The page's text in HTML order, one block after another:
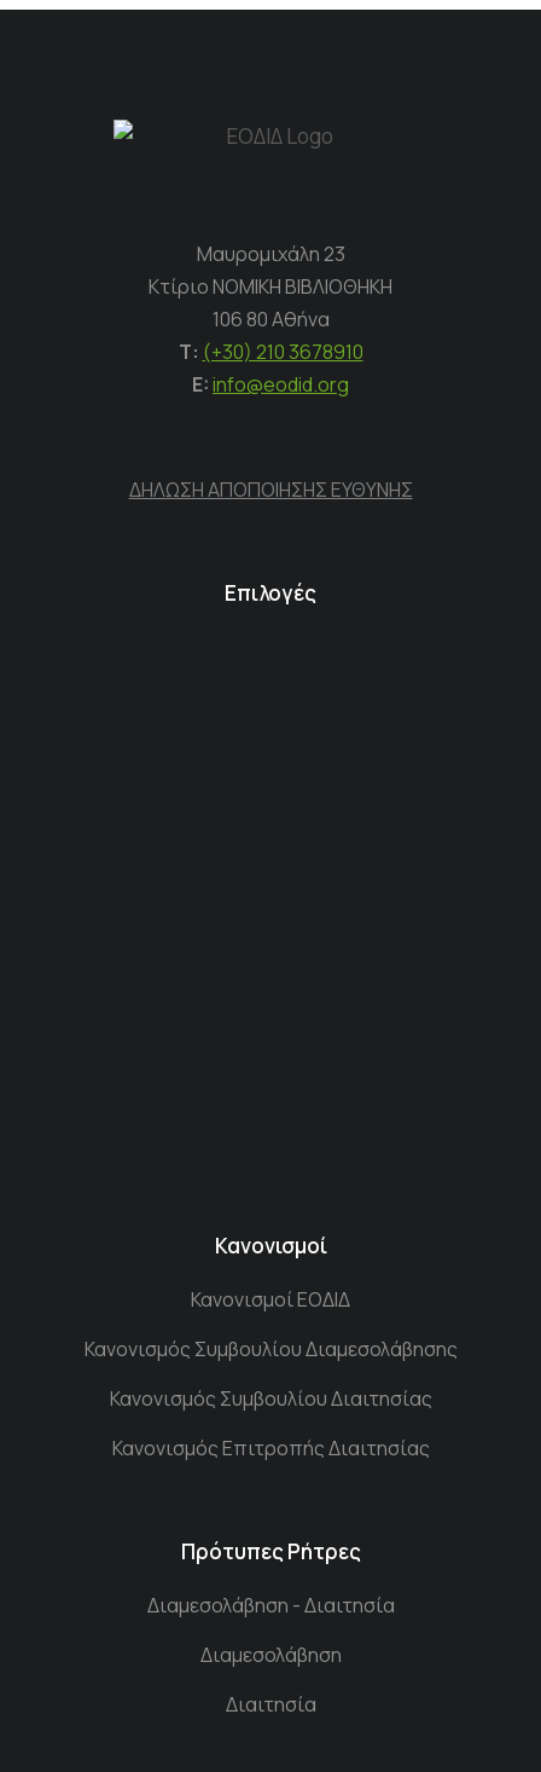
Μαυρομιχάλη 23
Κτίριο ΝΟΜΙΚΗ ΒΙΒΛΙΟΘΗΚΗ
106 80 Αθήνα
Τ: (+30) 210 3678910
E:info@eodid.org
ΔΗΛΩΣΗ ΑΠΟΠΟΙΗΣΗΣ ΕΥΘΥΝΗΣ
Επιλογές
Κανονισμοί
Κανονισμοί ΕΟΔΙΔ
Κανονισμός Συμβουλίου Διαμεσολάβησης
Κανονισμός Συμβουλίου Διαιτησίας
Κανονισμός Επιτροπής Διαιτησίας
Πρότυπες Ρήτρες
Διαμεσολάβηση - Διαιτησία
Διαμεσολάβηση
Διαιτησία